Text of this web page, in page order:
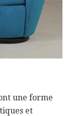
une forme
et